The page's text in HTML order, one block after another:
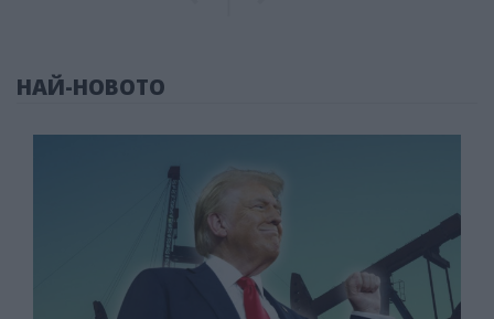
НАЙ-НОВОТО